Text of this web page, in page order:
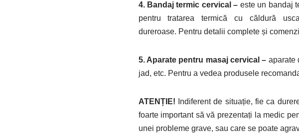
4. Bandaj termic cervical – este un bandaj
pentru tratarea termică cu căldură
dureroase. Pentru detalii complete și
5. Aparate pentru masaj cervical – aparate
jad, etc. Pentru a vedea produsele
ATENȚIE! Indiferent de situație, fie ca
foarte important să vă prezentați la medic
unei probleme grave, sau care se poate